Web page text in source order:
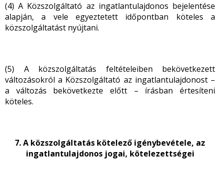
(4) A Közszolgáltató az ingatlantulajdonos bejelentése
alapján, a vele egyeztetett időpontban köteles a
közszolgáltatást nyújtani.
(5) A közszolgáltatás feltételeiben bekövetkezett
változásokról a Közszolgáltató az ingatlantulajdonost –
a változás bekövetkezte előtt – írásban értesíteni
köteles.
7. A közszolgáltatás kötelező igénybevétele, az
ingatlantulajdonos jogai, kötelezettségei